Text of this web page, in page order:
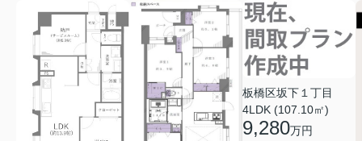
板橋区坂下１丁目
4LDK (107.10㎡)
9,280万円